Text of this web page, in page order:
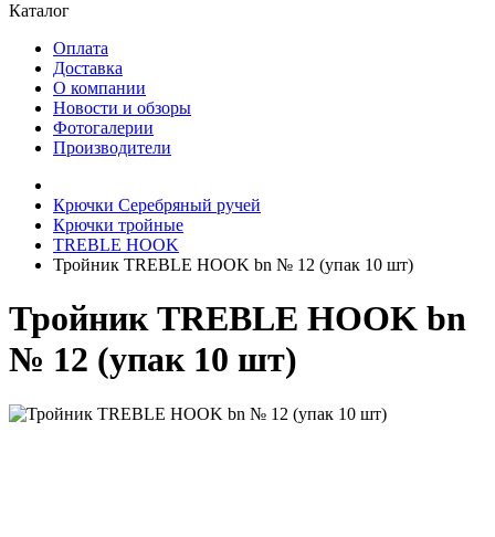
Каталог
Оплата
Доставка
О компании
Новости и обзоры
Фотогалерии
Производители
Крючки Серебряный ручей
Крючки тройные
TREBLE HOOK
Тройник TREBLE HOOK bn № 12 (упак 10 шт)
Тройник TREBLE HOOK bn
№ 12 (упак 10 шт)